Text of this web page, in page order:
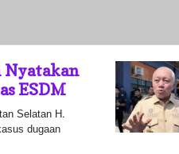
Nyatakan
ESDM
Selatan H.
dugaan